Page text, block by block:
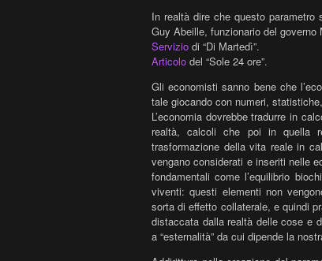
In realtà dire che questo
Guy Abeille, funzionario del governo
Servizio di “Di Martedì”.
Articolo del “Sole 24 ore”.
Gli economisti sanno bene che
tale giocando con numeri,
L’economia dovrebbe tradurre in
realtà, calcoli che poi in quella
trasformazione della vita reale in
vengano considerati e inseriti nelle
fondamentali come l’equilibrio
viventi: questi elementi non
sorta di effetto collaterale, e quindi
distaccata dalla realtà delle cose e
a “esternalità” da cui dipende la